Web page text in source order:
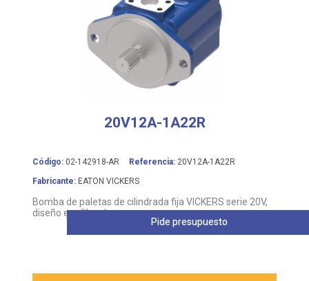
20V12A-1A22R
Código: 02-142918-AR Referencia: 20V12A-1A22R
Fabricante: EATON VICKERS
Bomba de paletas de cilindrada fija VICKERS serie 20V,
diseño equilibrado
Pide presupuesto